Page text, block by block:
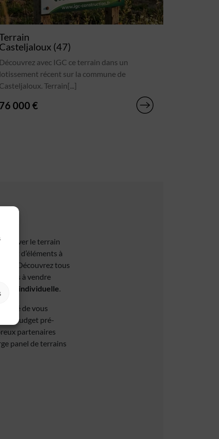
Casteljaloux (47)
Découvrez avec IGC ce terrain dans un
lotissement récent sur la commune de
Casteljaloux. Terrain[...]
76 000 €
Trouver le terrain
d’éléments à
. Découvrez tous
à vendre
individuelle.
de vous
le budget pré-
partenaires
panel de terrains